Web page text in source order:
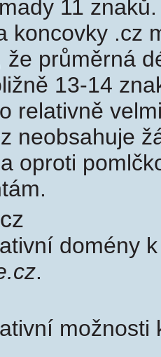
11
koncovky .cz
že průměrná
13-14
relativně
neobsahuje
oproti
domény
.